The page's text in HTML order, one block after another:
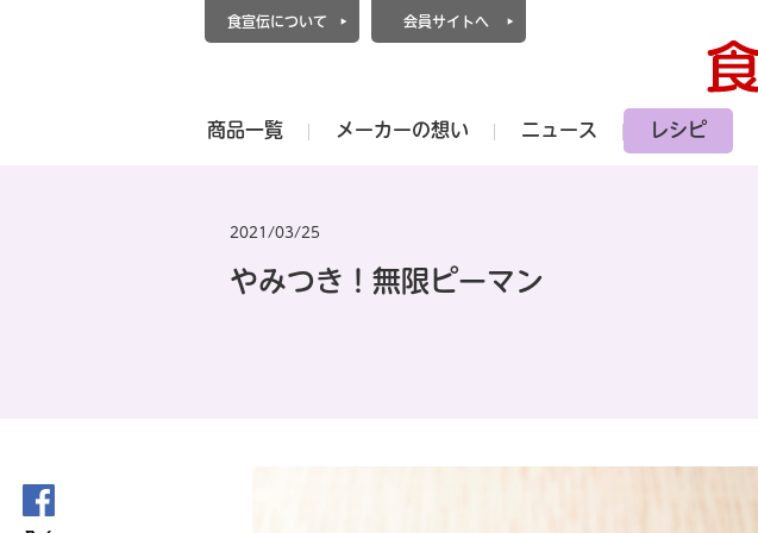
食宣伝について 会員サイトへ
商品一覧 メーカーの想い ニュース レシピ
2021/03/25
やみつき！無限ピーマン